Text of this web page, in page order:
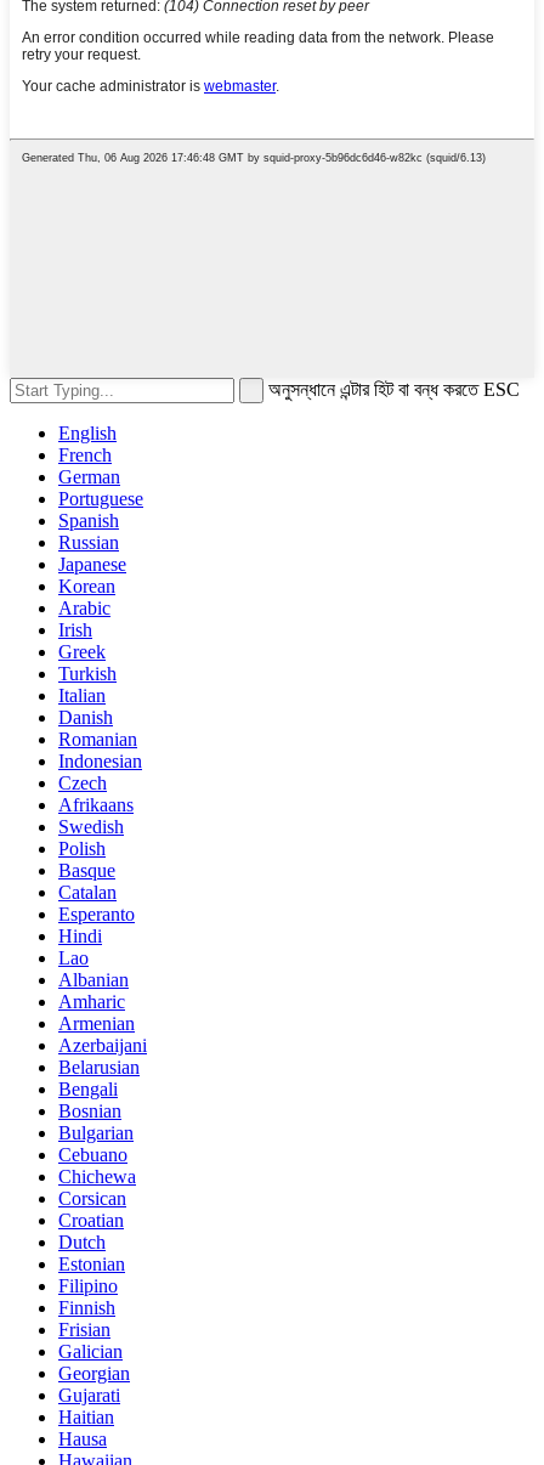
অনুসন্ধানে এন্টার হিট বা বন্ধ করতে ESC
English
French
German
Portuguese
Spanish
Russian
Japanese
Korean
Arabic
Irish
Greek
Turkish
Italian
Danish
Romanian
Indonesian
Czech
Afrikaans
Swedish
Polish
Basque
Catalan
Esperanto
Hindi
Lao
Albanian
Amharic
Armenian
Azerbaijani
Belarusian
Bengali
Bosnian
Bulgarian
Cebuano
Chichewa
Corsican
Croatian
Dutch
Estonian
Filipino
Finnish
Frisian
Galician
Georgian
Gujarati
Haitian
Hausa
Hawaiian